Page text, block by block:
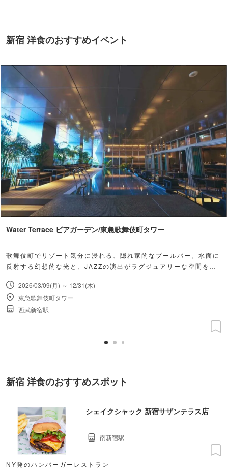
新宿 洋食のおすすめイベント
Water Terrace ビアガーデン/東急歌舞伎町タワー
歌舞伎町でリゾート気分に浸れる、隠れ家的なプールバー。水面に
反射する幻想的な光と、JAZZの演出がラグジュアリーな空間を演
2026/03/09(月) ～ 12/31(木)
東急歌舞伎町タワー
西武新宿駅
新宿 洋食のおすすめスポット
シェイクシャック 新宿サザンテラス店
NY発のハンバーガーレストラン
南新宿駅